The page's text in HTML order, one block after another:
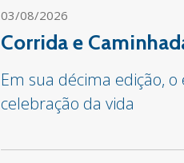
03/08/2026
Corrida e
Em sua décima edição,
celebração da vida